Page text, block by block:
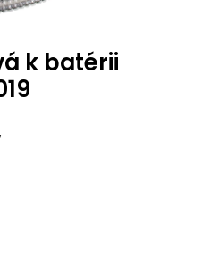
k batérii